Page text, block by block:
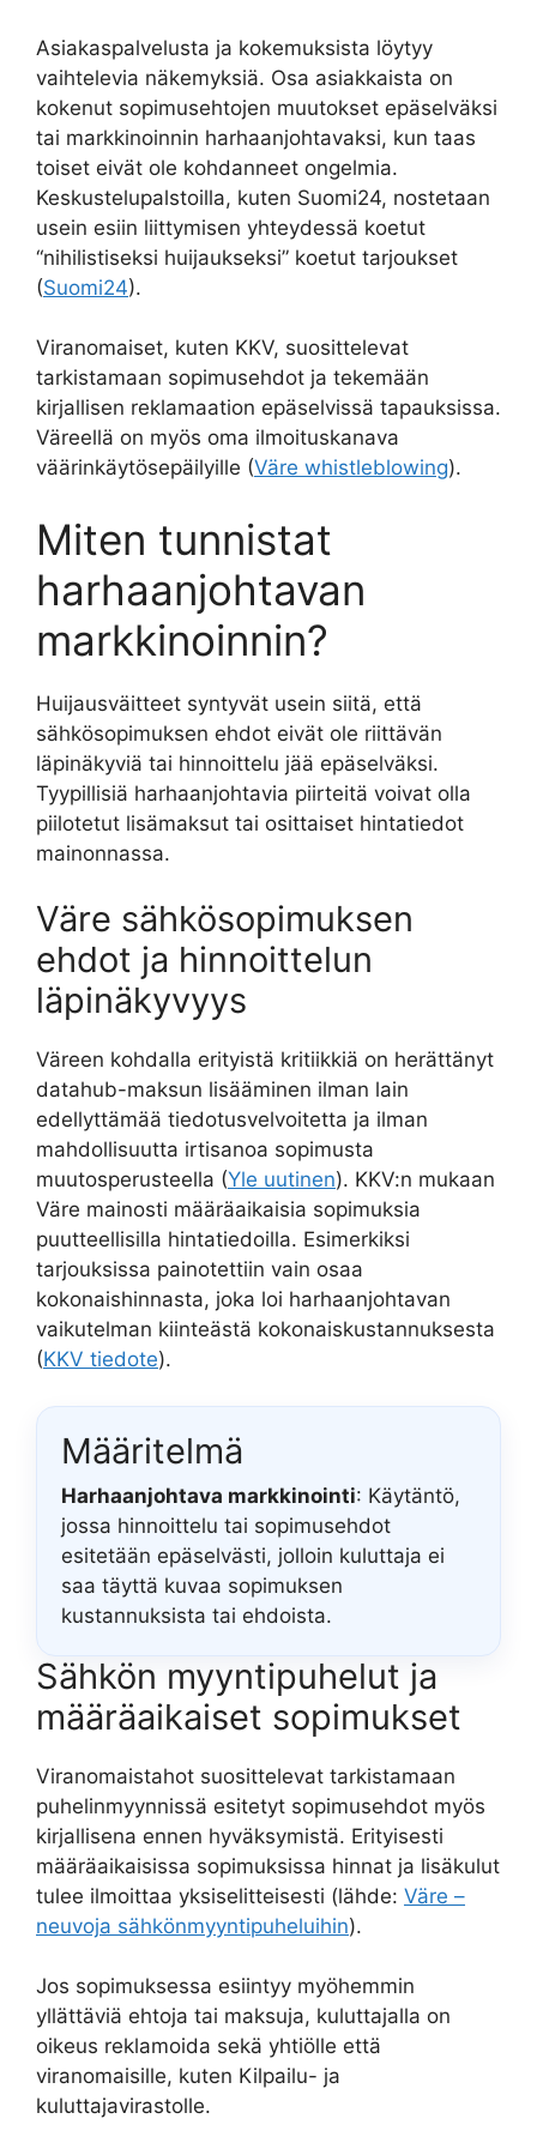
Asiakaspalvelusta ja kokemuksista löytyy
vaihtelevia näkemyksiä. Osa asiakkaista on
kokenut sopimusehtojen muutokset epäselväksi
tai markkinoinnin harhaanjohtavaksi, kun taas
toiset eivät ole kohdanneet ongelmia.
Keskustelupalstoilla, kuten Suomi24, nostetaan
usein esiin liittymisen yhteydessä koetut
“nihilistiseksi huijaukseksi” koetut tarjoukset
(Suomi24).
Viranomaiset, kuten KKV, suosittelevat
tarkistamaan sopimusehdot ja tekemään
kirjallisen reklamaation epäselvissä tapauksissa.
Väreellä on myös oma ilmoituskanava
väärinkäytösepäilyille (Väre whistleblowing).
Miten tunnistat
harhaanjohtavan
markkinoinnin?
Huijausväitteet syntyvät usein siitä, että
sähkösopimuksen ehdot eivät ole riittävän
läpinäkyviä tai hinnoittelu jää epäselväksi.
Tyypillisiä harhaanjohtavia piirteitä voivat olla
piilotetut lisämaksut tai osittaiset hintatiedot
mainonnassa.
Väre sähkösopimuksen
ehdot ja hinnoittelun
läpinäkyvyys
Väreen kohdalla erityistä kritiikkiä on herättänyt
datahub-maksun lisääminen ilman lain
edellyttämää tiedotusvelvoitetta ja ilman
mahdollisuutta irtisanoa sopimusta
muutosperusteella (Yle uutinen). KKV:n mukaan
Väre mainosti määräaikaisia sopimuksia
puutteellisilla hintatiedoilla. Esimerkiksi
tarjouksissa painotettiin vain osaa
kokonaishinnasta, joka loi harhaanjohtavan
vaikutelman kiinteästä kokonaiskustannuksesta
(KKV tiedote).
Määritelmä
Harhaanjohtava markkinointi: Käytäntö,
jossa hinnoittelu tai sopimusehdot
esitetään epäselvästi, jolloin kuluttaja ei
saa täyttä kuvaa sopimuksen
kustannuksista tai ehdoista.
Sähkön myyntipuhelut ja
määräaikaiset sopimukset
Viranomaistahot suosittelevat tarkistamaan
puhelinmyynnissä esitetyt sopimusehdot myös
kirjallisena ennen hyväksymistä. Erityisesti
määräaikaisissa sopimuksissa hinnat ja lisäkulut
tulee ilmoittaa yksiselitteisesti (lähde: Väre –
neuvoja sähkönmyyntipuheluihin).
Jos sopimuksessa esiintyy myöhemmin
yllättäviä ehtoja tai maksuja, kuluttajalla on
oikeus reklamoida sekä yhtiölle että
viranomaisille, kuten Kilpailu- ja
kuluttajavirastolle.